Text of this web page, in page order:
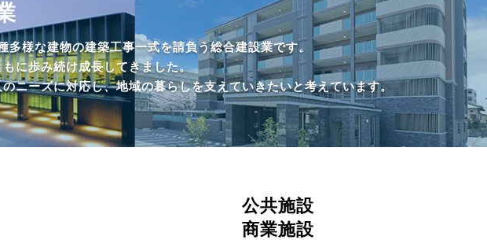
様な建物の建築工事一式を請負う総合建設業です。
に歩み続け成長してきました。
ニーズに対応し、地域の暮らしを支えていきたいと考えています。
公共施設
商業施設